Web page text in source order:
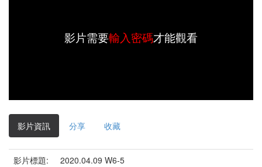
影片需要輸入密碼才能觀看
影片資訊 分享 收藏
影片標題:
2020.04.09 W6-5